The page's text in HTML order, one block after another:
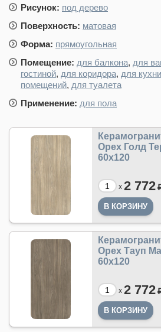
Рисунок: под дерево
Поверхность: матовая
Форма: прямоугольная
Помещение: для балкона, для
гостиной, для коридора, для кухни
помещений, для туалета
Применение: для пола
Орех Голд
60х120
x 2 772
Орех Тауп
60х120
x 2 772